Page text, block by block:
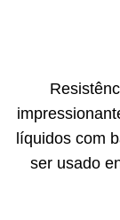
líquidos com
ser usado